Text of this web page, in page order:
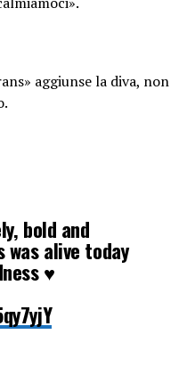
aggiunse la diva, non
bold and
was alive today
♥️